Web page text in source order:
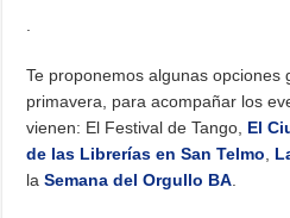
Te proponemos algunas opciones
primavera, para acompañar los
vienen: El Festival de Tango, El
de las Librerías en San Telmo
laSemana del Orgullo BA